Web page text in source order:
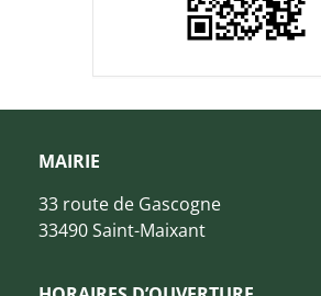
MAIRIE
33 route de Gascogne
33490 Saint-Maixant